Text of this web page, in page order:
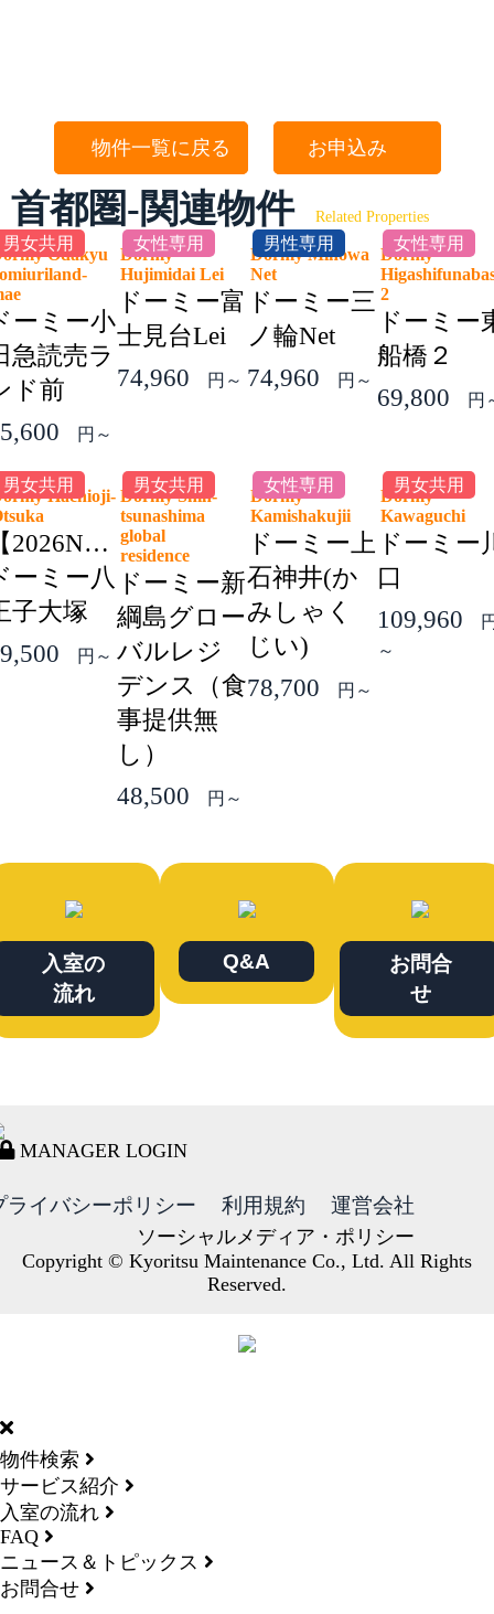
物件一覧に戻る お申込み
首都圏-関連物件 Related Properties
男女共用
Odakyu
ーミー小
急読売ラ
ド前
円～
女性専用
Dormy
Hujimidai Lei
ドーミー富
士見台Lei
74,960
円～
男性専用
Dormy Minowa
Net
ドーミー三
ノ輪Net
74,960
円～
女性専用
Dormy
2
ドーミー
船橋２
69,800
円
男女共用
Hachioji-
2026NEW】
ーミー八
子大塚
円～
男女共用
Dormy Shin-
tsunashima
global
residence
ドーミー新
綱島グロー
バルレジ
デンス（食
事提供無
し）
48,500
円～
女性専用
Dormy
Kamishakujii
ドーミー上
石神井(か
みしゃく
じい)
78,700
円～
男女共用
Dormy
Kawaguchi
ドーミー
口
109,960
～
入室の
流れ
Q&A
お問合
せ
MANAGER LOGIN
ライバシーポリシー 利用規約 運営会社
ソーシャルメディア・ポリシー
Copyright © Kyoritsu Maintenance Co., Ltd. All Rights
Reserved.
物件検索
サービス紹介
入室の流れ
FAQ
ニュース＆トピックス
お問合せ